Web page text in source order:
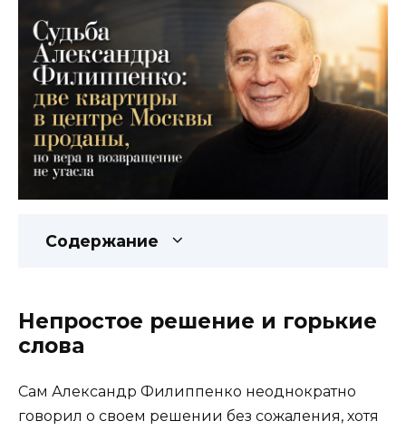
Содержание
Непростое решение и горькие
слова
Сам Александр Филиппенко неоднократно
говорил о своем решении без сожаления, хотя